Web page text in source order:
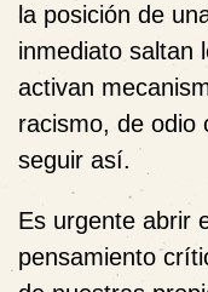
la posición de
inmediato saltan
activan
racismo, de odio
seguir así.
Es urgente abrir
pensamiento